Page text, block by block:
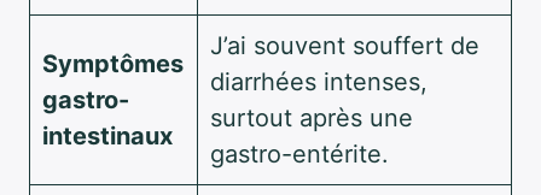
Symptômes
gastro-
intestinaux
J’ai souvent souffert de
diarrhées intenses,
surtout après une
gastro-entérite.